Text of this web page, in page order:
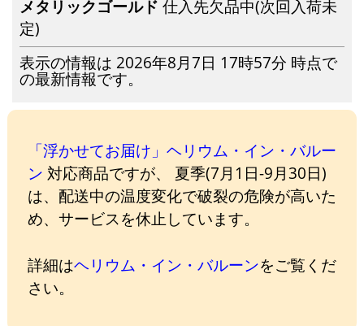
メタリックゴールド仕入先欠品中(次回入荷未
定)
表示の情報は 2026年8月7日 17時57分 時点で
の最新情報です。
「浮かせてお届け」ヘリウム・イン・バルー
ン 対応商品ですが、 夏季(7月1日-9月30日)
は、配送中の温度変化で破裂の危険が高いた
め、サービスを休止しています。
詳細はヘリウム・イン・バルーンをご覧くだ
さい。